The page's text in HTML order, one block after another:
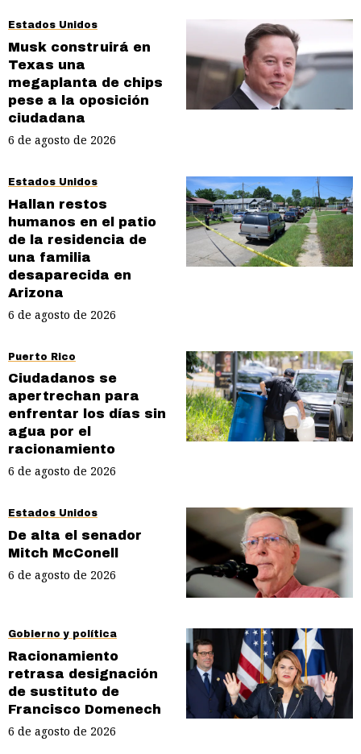
Estados Unidos
Musk construirá en
Texas una
megaplanta de chips
pese a la oposición
ciudadana
6 de agosto de 2026
Estados Unidos
Hallan restos
humanos en el patio
de la residencia de
una familia
desaparecida en
Arizona
6 de agosto de 2026
Puerto Rico
Ciudadanos se
apertrechan para
enfrentar los días sin
agua por el
racionamiento
6 de agosto de 2026
Estados Unidos
De alta el senador
Mitch McConell
6 de agosto de 2026
Gobierno y política
Racionamiento
retrasa designación
de sustituto de
Francisco Domenech
6 de agosto de 2026